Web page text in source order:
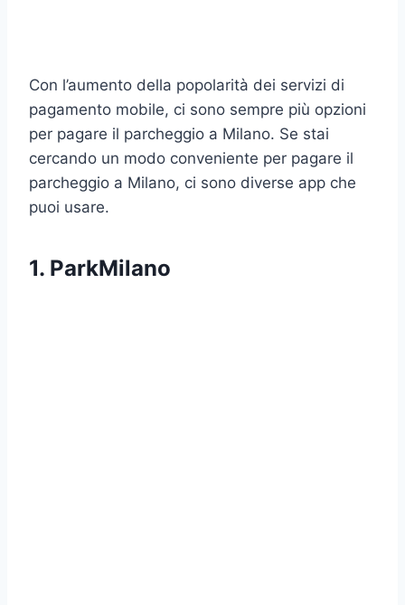
Con l’aumento della popolarità dei servizi di
pagamento mobile, ci sono sempre più opzioni
per pagare il parcheggio a Milano. Se stai
cercando un modo conveniente per pagare il
parcheggio a Milano, ci sono diverse app che
puoi usare.
1. ParkMilano